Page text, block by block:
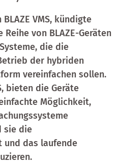
VMS, kündigte
von BLAZE-Geräten
die die
der hybriden
vereinfachen sollen.
bieten die Geräte
Möglichkeit,
sie die
das laufende